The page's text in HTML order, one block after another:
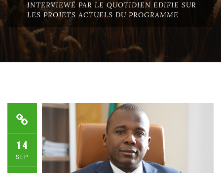
INTERVIEWÉ PAR LE QUOTIDIEN EDIFIE SUR
LES PROJETS ACTUELS DU PROGRAMME
14
SEP